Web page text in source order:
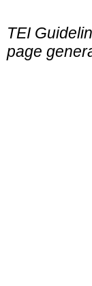
TEI
page